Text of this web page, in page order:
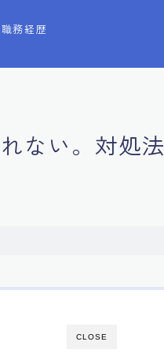
務経歴
ない。対処法
CLOSE